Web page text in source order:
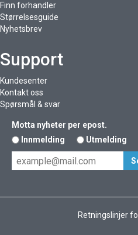
Finn forhandler
Størrelsesguide
Nyhetsbrev
Support
Kundesenter
Kontakt oss
Spørsmål & svar
Motta nyheter per epost.
Innmelding
Utmelding
Retningslinjer